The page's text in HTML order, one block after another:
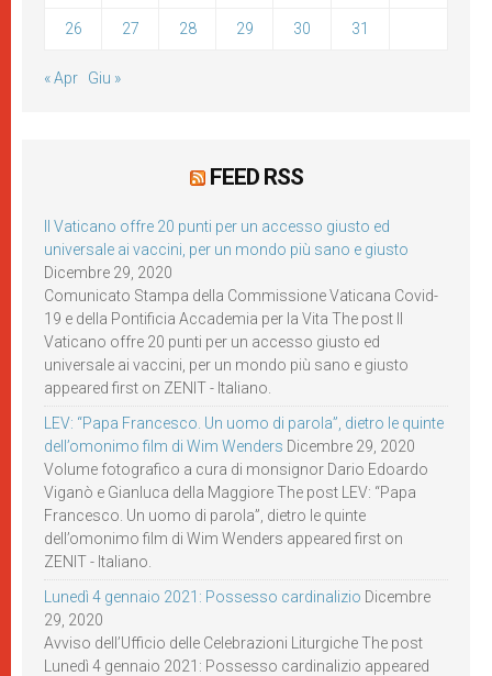
26 27 28 29 30 31
« Apr Giu »
FEED RSS
Il Vaticano offre 20 punti per un accesso giusto ed
universale ai vaccini, per un mondo più sano e giusto
Dicembre 29, 2020
Comunicato Stampa della Commissione Vaticana Covid-
19 e della Pontificia Accademia per la Vita The post Il
Vaticano offre 20 punti per un accesso giusto ed
universale ai vaccini, per un mondo più sano e giusto
appeared first on ZENIT - Italiano.
LEV: “Papa Francesco. Un uomo di parola”, dietro le quinte
dell’omonimo film di Wim Wenders Dicembre 29, 2020
Volume fotografico a cura di monsignor Dario Edoardo
Viganò e Gianluca della Maggiore The post LEV: “Papa
Francesco. Un uomo di parola”, dietro le quinte
dell’omonimo film di Wim Wenders appeared first on
ZENIT - Italiano.
Lunedì 4 gennaio 2021: Possesso cardinalizio Dicembre
29, 2020
Avviso dell’Ufficio delle Celebrazioni Liturgiche The post
Lunedì 4 gennaio 2021: Possesso cardinalizio appeared